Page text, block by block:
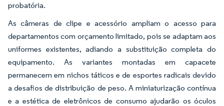
probatória.
As câmeras de clipe e acessório ampliam o acesso para
departamentos com orçamento limitado, pois se adaptam aos
uniformes existentes, adiando a substituição completa do
equipamento. As variantes montadas em capacete
permanecem em nichos táticos e de esportes radicais devido
a desafios de distribuição de peso. A miniaturização contínua
e a estética de eletrônicos de consumo ajudarão os óculos